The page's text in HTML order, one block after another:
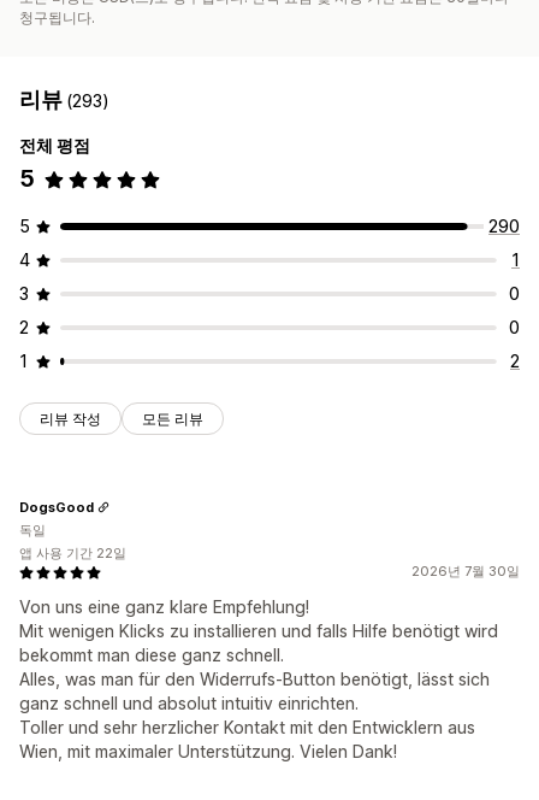
청구됩니다.
리뷰 (293)
전체 평점
5
5
290
4
1
3
0
2
0
1
2
리뷰 작성 모든 리뷰
2026년 7월 30일
Von uns eine ganz klare Empfehlung!
Mit wenigen Klicks zu installieren und falls Hilfe benötigt wird
bekommt man diese ganz schnell.
Alles, was man für den Widerrufs-Button benötigt, lässt sich
ganz schnell und absolut intuitiv einrichten.
Toller und sehr herzlicher Kontakt mit den Entwicklern aus
Wien, mit maximaler Unterstützung. Vielen Dank!
DogsGood
독일
앱 사용 기간 22일